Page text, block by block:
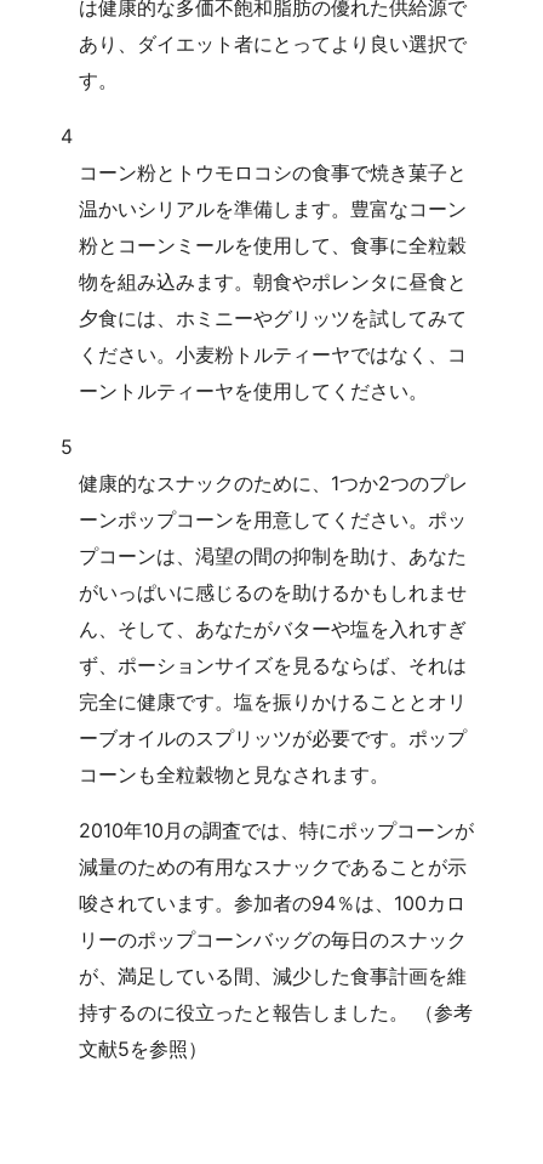
は健康的な多価不飽和脂肪の優れた供給源で
あり、ダイエット者にとってより良い選択で
す。
4
コーン粉とトウモロコシの食事で焼き菓子と
温かいシリアルを準備します。豊富なコーン
粉とコーンミールを使用して、食事に全粒穀
物を組み込みます。朝食やポレンタに昼食と
夕食には、ホミニーやグリッツを試してみて
ください。小麦粉トルティーヤではなく、コ
ーントルティーヤを使用してください。
5
健康的なスナックのために、1つか2つのプレ
ーンポップコーンを用意してください。ポッ
プコーンは、渇望の間の抑制を助け、あなた
がいっぱいに感じるのを助けるかもしれませ
ん、そして、あなたがバターや塩を入れすぎ
ず、ポーションサイズを見るならば、それは
完全に健康です。塩を振りかけることとオリ
ーブオイルのスプリッツが必要です。ポップ
コーンも全粒穀物と見なされます。
2010年10月の調査では、特にポップコーンが
減量のための有用なスナックであることが示
唆されています。参加者の94％は、100カロ
リーのポップコーンバッグの毎日のスナック
が、満足している間、減少した食事計画を維
持するのに役立ったと報告しました。 （参考
文献5を参照）